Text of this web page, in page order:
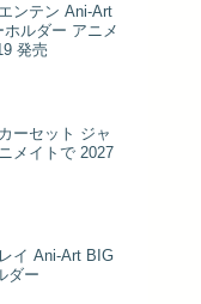
ンテン Ani-Art
ルダー アニメ
発売
ーセット ジャ
メイトで 2027
イ Ani-Art BIG
ダー